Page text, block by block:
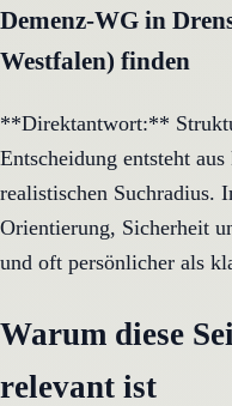
Demenz-WG in
Westfalen) finden
**Direktantwort:**
Entscheidung entsteht
realistischen Suchradius.
Orientierung, Sicherheit
und oft persönlicher als
Warum diese
relevant ist